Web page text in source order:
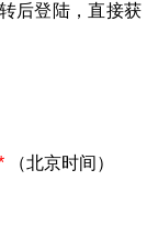
后登陆，直接获
（北京时间）